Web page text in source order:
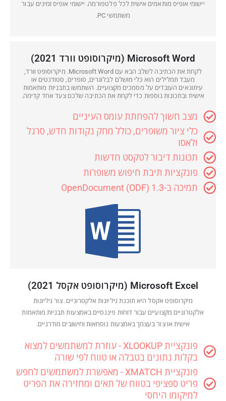
יישומי אופיס מותאמים אישית לכל פלטפורמה. יישומי אופיס זמינים עבור
משתמשי PC.
Microsoft Word (מיקרוסופט וורד 2021)
לקחת את הכתיבה לשלב הבא עם Microsoft Word. מיקרוסופט וורד,
מעבד תמלילים הוא כלי מושלם לבלוגרים, סופרים, סטודנטים או
עיתונאים העובדים על מסמכים מקצועיים. השתמשו בתבניות מותאמות
אישית ובתכונות נוספות כדי לקחת את הכתיבה שלכם צעד אחד קדימה.
מצב חשוך להפחתת עומס העיניים
כלי ציור משופרים, כולל מחק נקודות חדש, סרגל
ולאסו
תכונות דיבור לטקסט חדשות
פונקציות תיבת חיפוש משופרות
תמיכה ב-OpenDocument (ODF) 1.3
Microsoft Excel (מיקרוסופט אקסל 2021)
מיקרוסופט אקסל היא תוכנת גיליונות אלקטרוניים. צור גיליונות
אלקטרוניים מקצועיים עבור דוחות פיננסיים באמצעות תבניות מותאמות
אישית או צור בעצמך באמצעות נוסחאות וחישובים מודרניים.
פונקציית XLOOKUP - עוזרת למשתמשים למצוא
בקלות נתונים בטבלה או טווח לפי שורה
פונקציית XMATCH - מאפשרת למשתמשים לחפש
פריט ספציפי בטווח של תאים ומחזירה את הפריט
למיקומו היחסי